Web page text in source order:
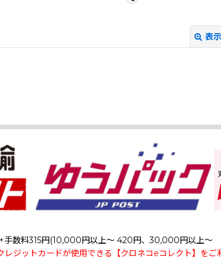
表
絞り込む
手数料315円(10,000円以上～ 420円、30,000円以上～
ジットカードが使用できる【クロネコeコレクト】をご